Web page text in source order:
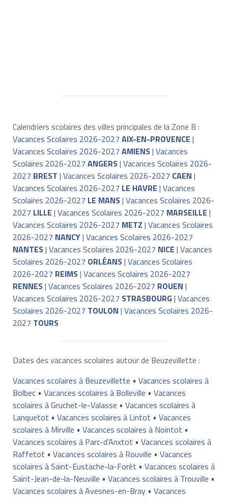
Calendriers scolaires des villes principales de la Zone B :
Vacances Scolaires 2026-2027 AIX-EN-PROVENCE |
Vacances Scolaires 2026-2027 AMIENS| Vacances
Scolaires 2026-2027 ANGERS| Vacances Scolaires 2026-
2027 BREST | Vacances Scolaires 2026-2027 CAEN |
Vacances Scolaires 2026-2027 LE HAVRE | Vacances
Scolaires 2026-2027 LE MANS| Vacances Scolaires 2026-
2027 LILLE | Vacances Scolaires 2026-2027 MARSEILLE |
Vacances Scolaires 2026-2027 METZ | Vacances Scolaires
2026-2027 NANCY| Vacances Scolaires 2026-2027
NANTES| Vacances Scolaires 2026-2027 NICE | Vacances
Scolaires 2026-2027 ORLÉANS| Vacances Scolaires
2026-2027 REIMS| Vacances Scolaires 2026-2027
RENNES| Vacances Scolaires 2026-2027 ROUEN |
Vacances Scolaires 2026-2027 STRASBOURG| Vacances
Scolaires 2026-2027 TOULON | Vacances Scolaires 2026-
2027 TOURS
Dates des vacances scolaires autour de Beuzevillette :
Vacances scolaires à Beuzevillette • Vacances scolaires à
Bolbec• Vacances scolaires à Bolleville • Vacances
scolaires à Gruchet-le-Valasse • Vacances scolaires à
Lanquetot • Vacances scolaires à Lintot • Vacances
scolaires à Mirville • Vacances scolaires à Nointot •
Vacances scolaires à Parc-d'Anxtot • Vacances scolaires à
Raffetot • Vacances scolaires à Rouville • Vacances
scolaires à Saint-Eustache-la-Forêt • Vacances scolaires à
Saint-Jean-de-la-Neuville • Vacances scolaires à Trouville •
Vacances scolaires à Avesnes-en-Bray• Vacances